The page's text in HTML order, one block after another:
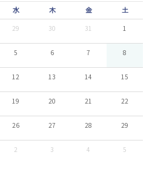
水 木 金 土
29 30 31
1
5 6 7
8
12 13 14
15
19 20 21
22
26 27 28
29
2 3 4
5